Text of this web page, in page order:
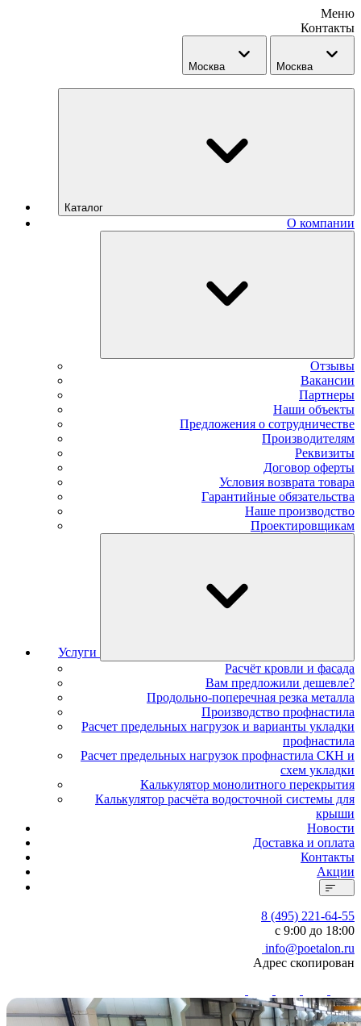
Меню
Контакты
Москва Москва
Каталог
О компании
Отзывы
Вакансии
Партнеры
Наши объекты
Предложения о сотрудничестве
Производителям
Реквизиты
Договор оферты
Условия возврата товара
Гарантийные обязательства
Наше производство
Проектировщикам
Услуги
Расчёт кровли и фасада
Вам предложили дешевле?
Продольно-поперечная резка металла
Производство профнастила
Расчет предельных нагрузок и варианты укладки
профнастила
Расчет предельных нагрузок профнастила СКН и
схем укладки
Калькулятор монолитного перекрытия
Калькулятор расчёта водосточной системы для
крыши
Новости
Доставка и оплата
Контакты
Акции
8 (495) 221-64-55
с 9:00 до 18:00
info@poetalon.ru
Адрес скопирован